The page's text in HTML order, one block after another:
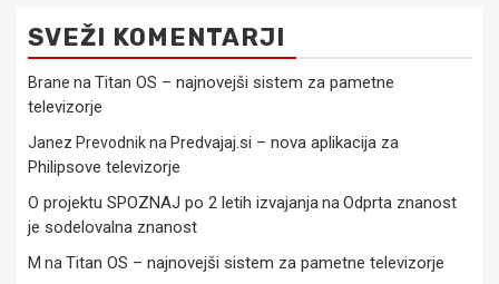
SVEŽI KOMENTARJI
Brane na Titan OS – najnovejši sistem za pametne
televizorje
Janez Prevodnikna Predvajaj.si – nova aplikacija za
Philipsove televizorje
O projektu SPOZNAJ po 2 letih izvajanjana Odprta znanost
je sodelovalna znanost
M na Titan OS – najnovejši sistem za pametne televizorje